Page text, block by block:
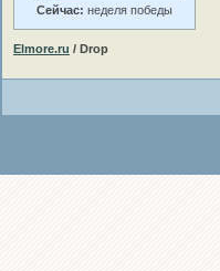
Сейчас: неделя победы
Elmore.ru / Drop